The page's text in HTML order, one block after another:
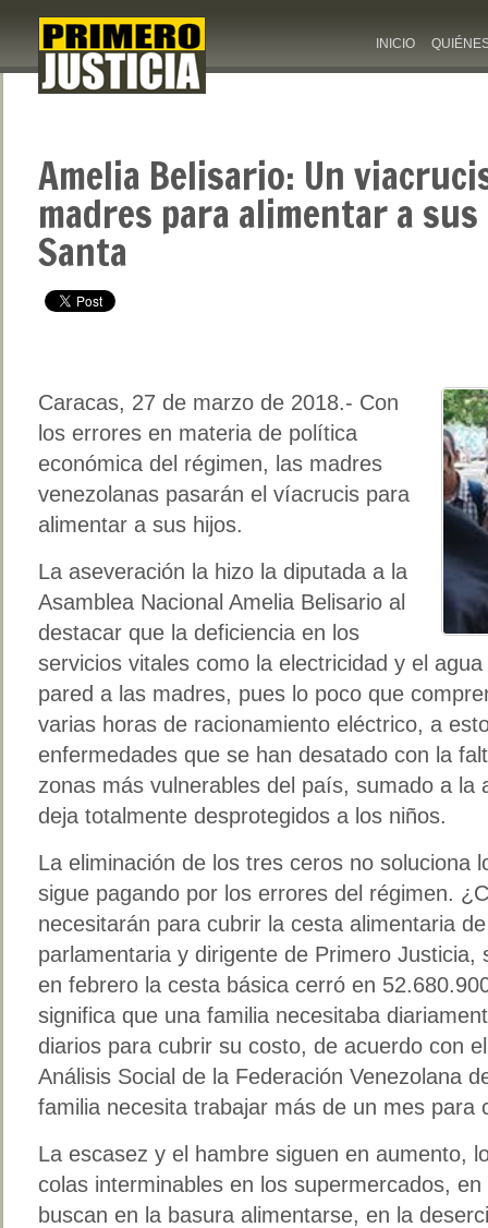
INICIO
Amelia Belisario: Un
madres para alimentar a
Santa
Caracas, 27 de marzo de 2018.- Con
los errores en materia de política
económica del régimen, las madres
venezolanas pasarán el víacrucis para
alimentar a sus hijos.
La aseveración la hizo la diputada a la
Asamblea Nacional Amelia Belisario al
destacar que la deficiencia en los
servicios vitales como la electricidad y el
pared a las madres, pues lo poco que
varias horas de racionamiento eléctrico, a
enfermedades que se han desatado con la
zonas más vulnerables del país, sumado a la
deja totalmente desprotegidos a los niños.
La eliminación de los tres ceros no soluciona
sigue pagando por los errores del régimen.
necesitarán para cubrir la cesta alimentaria
parlamentaria y dirigente de Primero Justicia,
en febrero la cesta básica cerró en
significa que una familia necesitaba
diarios para cubrir su costo, de acuerdo con
Análisis Social de la Federación Venezolana
familia necesita trabajar más de un mes para
La escasez y el hambre siguen en aumento,
colas interminables en los supermercados,
buscan en la basura alimentarse, en la